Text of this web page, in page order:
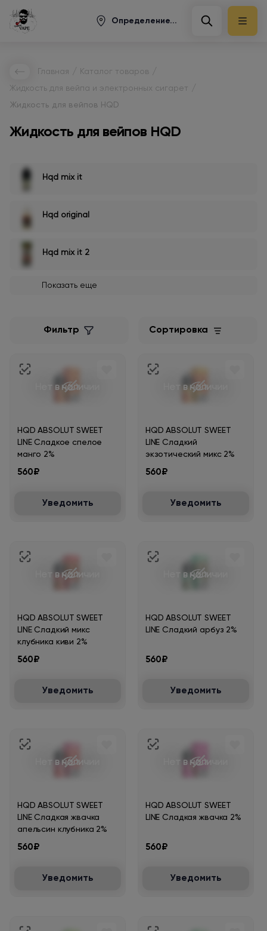
Определение...
Главная Каталог товаров
Жидкость для вейпа и электронных сигарет
Жидкость для вейпов HQD
Жидкость для вейпов HQD
Hqd mix it
Hqd original
Hqd mix it 2
Hqd original 2
Hqd absolut berries line
Hqd absolut fizzy line
Hqd absolut ice line
Показать еще
Фильтр Сортировка
Нет в наличии
HQD ABSOLUT SWEET
LINE Сладкое спелое
манго 2%
560₽
Уведомить
Нет в наличии
HQD ABSOLUT SWEET
LINE Сладкий
экзотический микс 2%
560₽
Уведомить
Нет в наличии
HQD ABSOLUT SWEET
LINE Сладкий микс
клубника киви 2%
560₽
Уведомить
Нет в наличии
HQD ABSOLUT SWEET
LINE Сладкий арбуз 2%
560₽
Уведомить
Нет в наличии
HQD ABSOLUT SWEET
LINE Сладкая жвачка
апельсин клубника 2%
560₽
Уведомить
Нет в наличии
HQD ABSOLUT SWEET
LINE Сладкая жвачка 2%
560₽
Уведомить